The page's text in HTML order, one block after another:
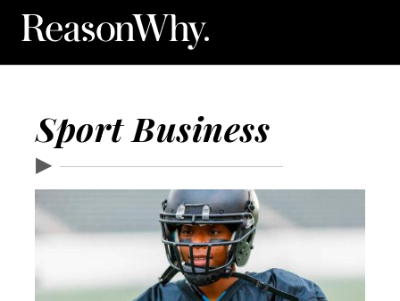
Sport Business
▶